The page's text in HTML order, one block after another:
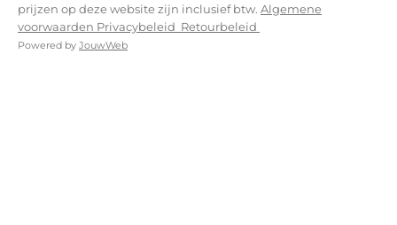
prijzen op deze website zijn inclusief btw. Algemene
voorwaarden Privacybeleid Retourbeleid
Powered by JouwWeb